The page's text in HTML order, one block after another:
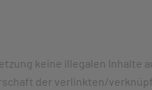
keine illegalen Inhalte
der verlinkten/